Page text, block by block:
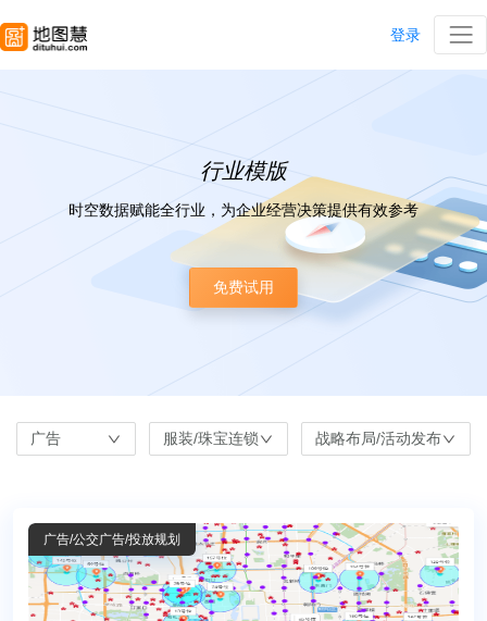
登录
行业模版
时空数据赋能全行业，为企业经营决策提供有效参考
免费试用
广告 服装/珠宝连锁 战略布局/活动发布
广告/公交广告/投放规划